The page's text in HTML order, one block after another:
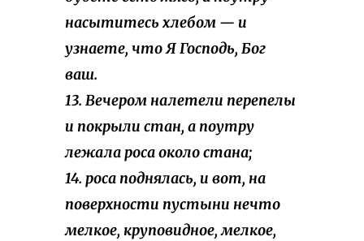
насытитесь хлебом — и
узнаете, что Я Господь, Бог
ваш.
13. Вечером налетели перепелы
и покрыли стан, а поутру
лежала роса около стана;
14. роса поднялась, и вот, на
поверхности пустыни нечто
мелкое, круповидное, мелкое,